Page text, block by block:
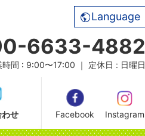
Language
6633-4882
時間 : 9:00〜17:00 ｜ 定休日 : 日曜日
せ Facebook Instagram